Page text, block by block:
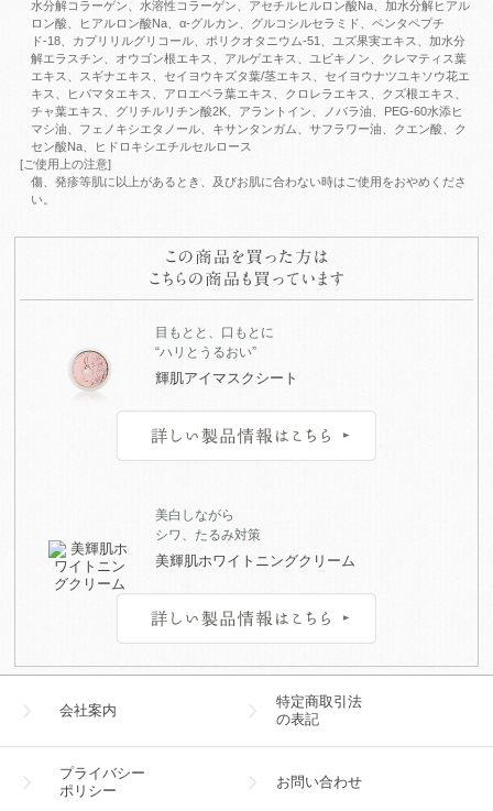
水分解コラーゲン、水溶性コラーゲン、アセチルヒルロン酸Na、加水分解ヒアル
ロン酸、ヒアルロン酸Na、α-グルカン、グルコシルセラミド、ペンタペプチ
ド-18、カプリリルグリコール、ポリクオタニウム-51、ユズ果実エキス、加水分
解エラスチン、オウゴン根エキス、アルゲエキス、ユビキノン、クレマティス葉
エキス、スギナエキス、セイヨウキズタ葉/茎エキス、セイヨウナツユキソウ花エ
キス、ヒバマタエキス、アロエベラ葉エキス、クロレラエキス、クズ根エキス、
チャ葉エキス、グリチルリチン酸2K、アラントイン、ノバラ油、PEG-60水添ヒ
マシ油、フェノキシエタノール、キサンタンガム、サフラワー油、クエン酸、ク
セン酸Na、ヒドロキシエチルセルロース
[ご使用上の注意]
傷、発疹等肌に以上があるとき、及びお肌に合わない時はご使用をおやめくださ
い。
目もとと、口もとに
“ハリとうるおい”
輝肌アイマスクシート
美白しながら
シワ、たるみ対策
美輝肌ホワイトニングクリーム
会社案内
特定商取引法
の表記
プライバシー
ポリシー
お問い合わせ